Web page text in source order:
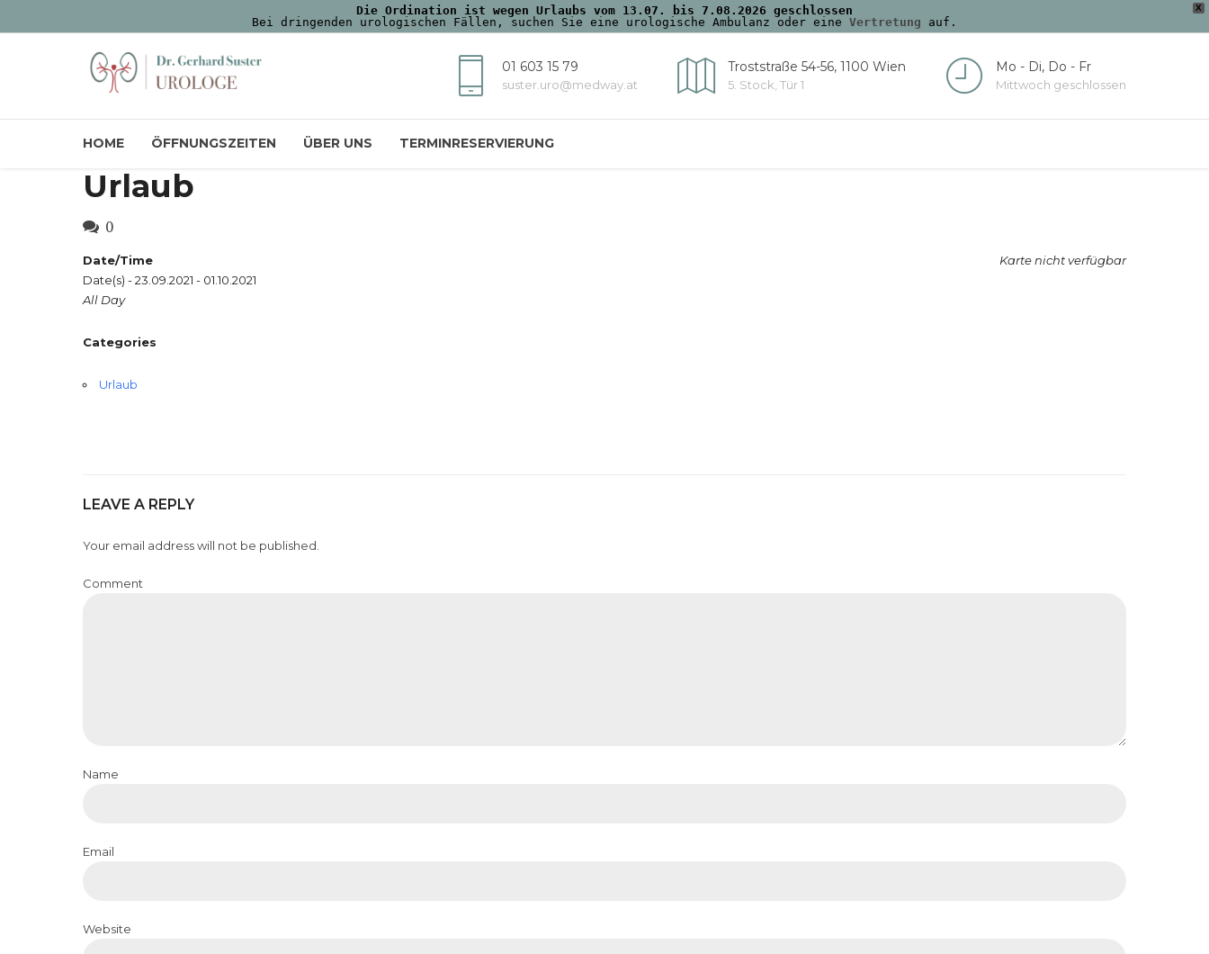
X
Die Ordination ist wegen Urlaubs vom 13.07. bis 7.08.2026 geschlossen
Bei dringenden urologischen Fällen, suchen Sie eine urologische Ambulanz oder eine Vertretung auf.
01 603 15 79
suster.uro@medway.at
Troststraße 54-56, 1100 Wien
5. Stock, Tür 1
Mo - Di, Do - Fr
Mittwoch geschlossen
HOME ÖFFNUNGSZEITEN ÜBER UNS TERMINRESERVIERUNG
Urlaub
0
Karte nicht verfügbar
Date/Time
Date(s) - 23.09.2021 - 01.10.2021
All Day
Categories
Urlaub
LEAVE A REPLY
Your email address will not be published.
Comment
Name
Email
Website